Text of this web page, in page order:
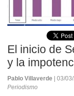
El inicio de
y la
Pablo Villaverde
| 03/
Periodismo